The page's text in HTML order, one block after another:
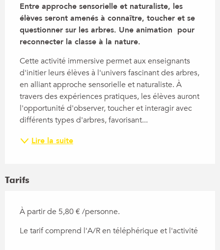
Entre approche sensorielle et naturaliste, les
élèves seront amenés à connaître, toucher et se
questionner sur les arbres. Une animation  pour
reconnecter la classe à la nature.
Cette activité immersive permet aux enseignants
d'initier leurs élèves à l'univers fascinant des arbres,
en alliant approche sensorielle et naturaliste. À
travers des expériences pratiques, les élèves auront
l'opportunité d'observer, toucher et interagir avec
différents types d'arbres, favorisant...
Lire la suite
Tarifs
À partir de 5,80 € /personne.
Le tarif comprend l'A/R en téléphérique et l'activité